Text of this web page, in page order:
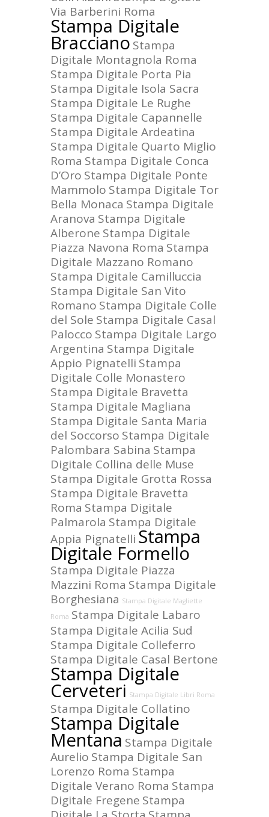
Via Barberini Roma
Stampa Digitale
Bracciano Stampa
Digitale Montagnola Roma
Stampa Digitale Porta Pia
Stampa Digitale Isola Sacra
Stampa Digitale Le Rughe
Stampa Digitale Capannelle
Stampa Digitale Ardeatina
Stampa Digitale Quarto Miglio
Roma Stampa Digitale Conca
D’Oro Stampa Digitale Ponte
Mammolo Stampa Digitale Tor
Bella Monaca Stampa Digitale
Aranova Stampa Digitale
Alberone Stampa Digitale
Piazza Navona Roma Stampa
Digitale Mazzano Romano
Stampa Digitale Camilluccia
Stampa Digitale San Vito
Romano Stampa Digitale Colle
del Sole Stampa Digitale Casal
Palocco Stampa Digitale Largo
Argentina Stampa Digitale
Appio Pignatelli Stampa
Digitale Colle Monastero
Stampa Digitale Bravetta
Stampa Digitale Magliana
Stampa Digitale Santa Maria
del Soccorso Stampa Digitale
Palombara Sabina Stampa
Digitale Collina delle Muse
Stampa Digitale Grotta Rossa
Stampa Digitale Bravetta
Roma Stampa Digitale
Palmarola Stampa Digitale
Appia Pignatelli Stampa
Digitale Formello
Stampa Digitale Piazza
Mazzini Roma Stampa Digitale
Borghesiana Stampa Digitale Magliette
Roma Stampa Digitale Labaro
Stampa Digitale Acilia Sud
Stampa Digitale Colleferro
Stampa Digitale Casal Bertone
Stampa Digitale
Cerveteri Stampa Digitale Libri Roma
Stampa Digitale Collatino
Stampa Digitale
Mentana Stampa Digitale
Aurelio Stampa Digitale San
Lorenzo Roma Stampa
Digitale Verano Roma Stampa
Digitale Fregene Stampa